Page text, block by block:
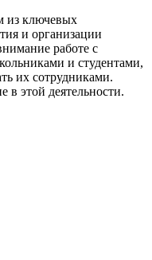
из ключевых
и организации
работе с
и студентами,
их сотрудниками.
в этой деятельности.